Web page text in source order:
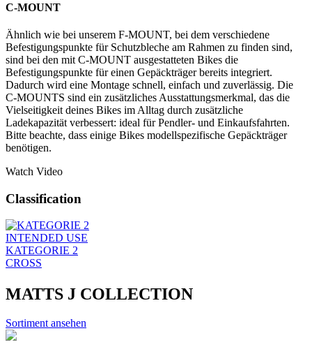
C-MOUNT
Ähnlich wie bei unserem F-MOUNT, bei dem verschiedene
Befestigungspunkte für Schutzbleche am Rahmen zu finden sind,
sind bei den mit C-MOUNT ausgestatteten Bikes die
Befestigungspunkte für einen Gepäckträger bereits integriert.
Dadurch wird eine Montage schnell, einfach und zuverlässig. Die
C-MOUNTS sind ein zusätzliches Ausstattungsmerkmal, das die
Vielseitigkeit deines Bikes im Alltag durch zusätzliche
Ladekapazität verbessert: ideal für Pendler- und Einkaufsfahrten.
Bitte beachte, dass einige Bikes modellspezifische Gepäckträger
benötigen.
Watch Video
Classification
INTENDED USE
KATEGORIE 2
CROSS
MATTS J COLLECTION
Sortiment ansehen